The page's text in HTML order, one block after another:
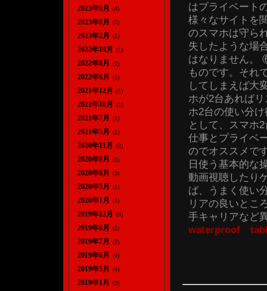
はプライベート
様々なサイトを
のスマホは守ら
失したような場
はなりません。
ものです。それ
してしまえば大
ホが2台あれば
ホ2台の使い分
として、スマホ
仕事とプライベ
のでオススメで
日使う基本的な
動画視聴したり
ば、うまく使い
リアの良いとこ
手キャリアなど
waterproof
2023年9月 (4)
2023年8月 (7)
2023年2月 (1)
2022年10月 (1)
2022年8月 (1)
2022年6月 (1)
2021年12月 (1)
2021年10月 (1)
2021年7月 (1)
2021年5月 (1)
2020年11月 (2)
2020年9月 (3)
2020年6月 (3)
2020年5月 (1)
2020年1月 (1)
2019年12月 (9)
2019年8月 (2)
2019年7月 (2)
2019年6月 (4)
2019年5月 (4)
2019年1月 (3)